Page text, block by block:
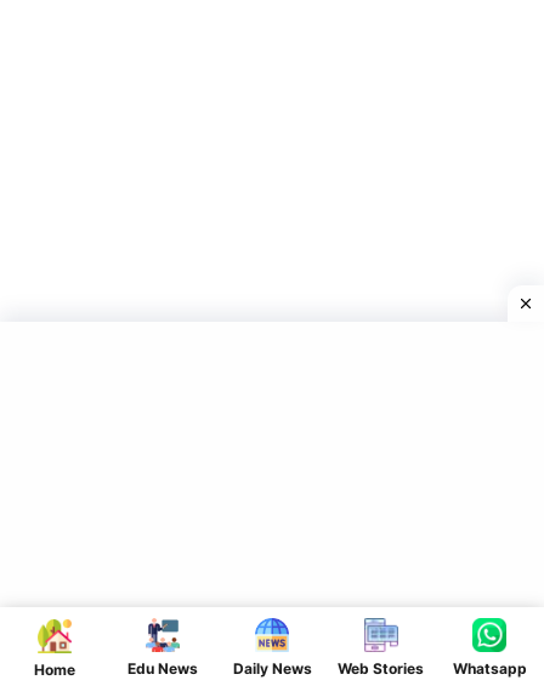
Home Edu News Daily News Web Stories Whatsapp